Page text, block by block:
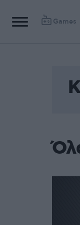
Games